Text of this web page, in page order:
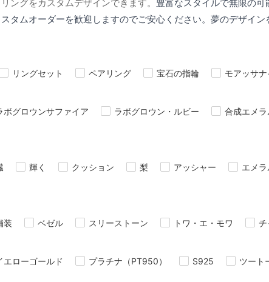
ングをカスタムデザインできます。 豊富なスタイルで無限の
タムオーダーを歓迎しますのでご安心ください。夢のデザイン
リングセット ペアリング 宝石の指輪 モアッサ
ボグロウンサファイア ラボグロウン・ルビー 合成エメラ
輝く クッション 梨 アッシャー エメラ
装 ベゼル スリーストーン トワ・エ・モワ チ
エローゴールド プラチナ（PT950） S925 ツート